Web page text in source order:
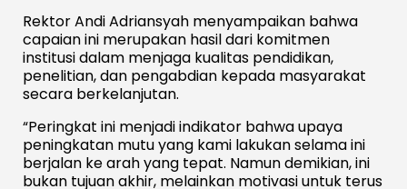
Rektor Andi Adriansyah menyampaikan bahwa
capaian ini merupakan hasil dari komitmen
institusi dalam menjaga kualitas pendidikan,
penelitian, dan pengabdian kepada masyarakat
secara berkelanjutan.
“Peringkat ini menjadi indikator bahwa upaya
peningkatan mutu yang kami lakukan selama ini
berjalan ke arah yang tepat. Namun demikian, ini
bukan tujuan akhir, melainkan motivasi untuk terus